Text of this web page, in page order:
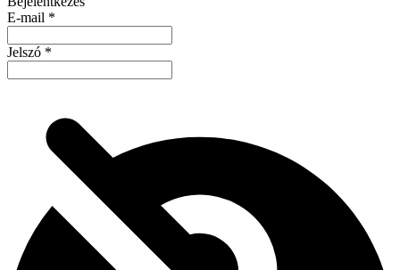
E-mail *
Jelszó *